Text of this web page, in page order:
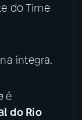
do Time
íntegra.
é
do Rio